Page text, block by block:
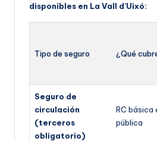
disponibles en La Vall d’Uixó:
Tipo de seguro ¿Qué
Seguro de
circulación
(terceros
obligatorio)
RC básica
pública